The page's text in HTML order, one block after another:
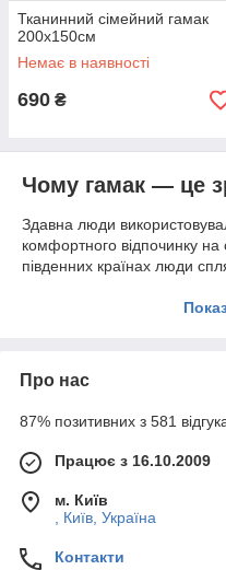
Тканинний сімейний гамак
200х150см
Немає в наявності
690 ₴
Чому гамак — це
Здавна люди
комфортного відпочинку на
південних країнах люди
ньому, розслабитися і
Для цього досить
запропонованих нашим
Асортимент
Тканинні і класичний.
повітря і приємна на
виконаний з
байдужими
Про нас
87% позитивних з 581
Працює з 16.10.2009
м. Київ
, Київ, Україна
Контакти